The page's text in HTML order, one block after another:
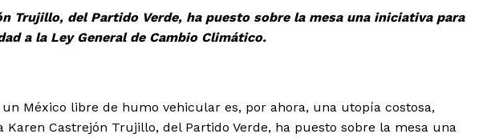
Trujillo, del Partido Verde, ha puesto sobre la mesa una iniciativa para
a la Ley General de Cambio Climático.
un México libre de humo vehicular es, por ahora, una utopía costosa,
Karen Castrejón Trujillo, del Partido Verde, ha puesto sobre la mesa una